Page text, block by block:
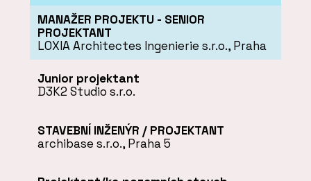
MANAŽER PROJEKTU - SENIOR
PROJEKTANT
LOXIA Architectes Ingenierie s.r.o., Praha
Junior projektant
D3K2 Studio s.r.o.
STAVEBNÍ INŽENÝR / PROJEKTANT
archibase s.r.o., Praha 5